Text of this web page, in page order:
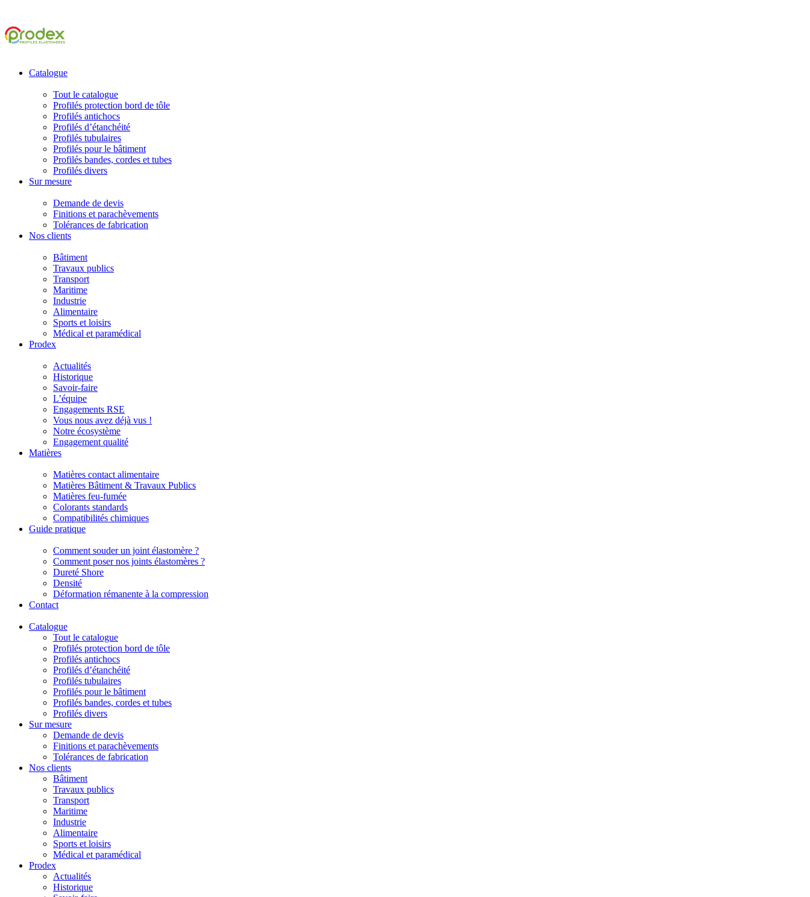
Catalogue
Tout le catalogue
Profilés protection bord de tôle
Profilés antichocs
Profilés d’étanchéité
Profilés tubulaires
Profilés pour le bâtiment
Profilés bandes, cordes et tubes
Profilés divers
Sur mesure
Demande de devis
Finitions et parachèvements
Tolérances de fabrication
Nos clients
Bâtiment
Travaux publics
Transport
Maritime
Industrie
Alimentaire
Sports et loisirs
Médical et paramédical
Prodex
Actualités
Historique
Savoir-faire
L’équipe
Engagements RSE
Vous nous avez déjà vus !
Notre écosystème
Engagement qualité
Matières
Matières contact alimentaire
Matières Bâtiment & Travaux Publics
Matières feu-fumée
Colorants standards
Compatibilités chimiques
Guide pratique
Comment souder un joint élastomère ?
Comment poser nos joints élastomères ?
Dureté Shore
Densité
Déformation rémanente à la compression
Contact
Catalogue
Tout le catalogue
Profilés protection bord de tôle
Profilés antichocs
Profilés d’étanchéité
Profilés tubulaires
Profilés pour le bâtiment
Profilés bandes, cordes et tubes
Profilés divers
Sur mesure
Demande de devis
Finitions et parachèvements
Tolérances de fabrication
Nos clients
Bâtiment
Travaux publics
Transport
Maritime
Industrie
Alimentaire
Sports et loisirs
Médical et paramédical
Prodex
Actualités
Historique